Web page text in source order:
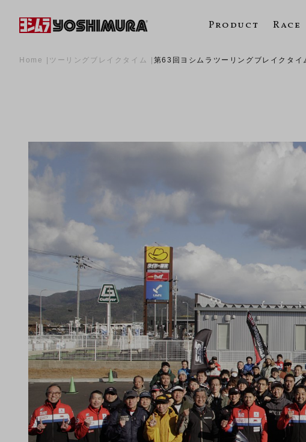
Product Race
Home ツーリングブレイクタイム 第63回ヨシムラツーリングブレイクタ